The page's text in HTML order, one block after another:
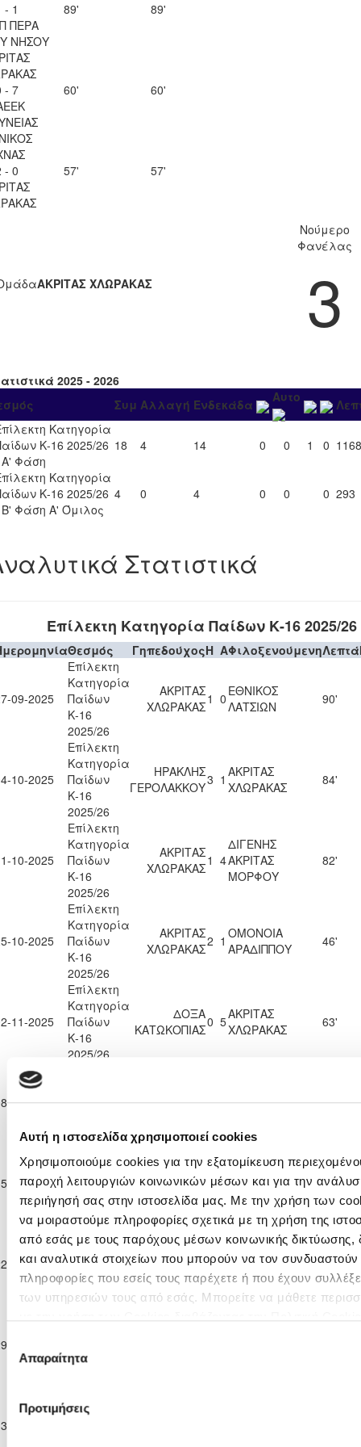
Αυτή η ιστοσελίδα χρησιμοποιεί cookies
Χρησιμοποιούμε cookies για την εξατομίκευση
παροχή λειτουργιών κοινωνικών μέσων και για την
περιήγησή σας στην ιστοσελίδα μας. Με την χρήση των
να μοιραστούμε πληροφορίες σχετικά με τη χρήση της
από εσάς με τους παρόχους μέσων κοινωνικής δικτύωσης,
και αναλυτικά στοιχείων που μπορούν να τον
πληροφορίες που εσείς τους παρέχετε ή που έχουν
των υπηρεσιών τους από εσάς. Μπορείτε να μάθετε
Επιλογή
συγκατάθεσης
Απαραίτητα
Προτιμήσεις
- 1
ΠΕΡΑ
ΝΗΣΟΥ
89' 89'
- 7
60' 60'
- 0
57' 57'
ΑΚΡΙΤΑΣ ΧΛΩΡΑΚΑΣ
Νούμερο
Φανέλας
3
2025 - 2026
Συμ Αλλαγή Ενδεκάδα Αυτο
Κατηγορία
Κ-16 2025/26
Φάση
18 4 14 0 0 1 0 1168
Κατηγορία
Κ-16 2025/26
Φάση Α' Όμιλος
4 0 4 0 0 0 293
Στατιστικά
Επίλεκτη Κατηγορία Παίδων Κ-16 2025/26
Θεσμός ΓηπεδούχοςH AΦιλοξενούμενηΛεπτά
09-2025
Επίλεκτη
Κατηγορία
Παίδων
Κ-16
2025/26
ΑΚΡΙΤΑΣ
ΧΛΩΡΑΚΑΣ1 0 ΕΘΝΙΚΟΣ
ΛΑΤΣΙΩΝ
90'
10-2025
Επίλεκτη
Κατηγορία
Παίδων
Κ-16
2025/26
ΗΡΑΚΛΗΣ
ΓΕΡΟΛΑΚΚΟΥ3 1 ΑΚΡΙΤΑΣ
ΧΛΩΡΑΚΑΣ
84'
10-2025
Επίλεκτη
Κατηγορία
Παίδων
Κ-16
2025/26
ΑΚΡΙΤΑΣ
ΧΛΩΡΑΚΑΣ1 4
ΔΙΓΕΝΗΣ
ΑΚΡΙΤΑΣ
ΜΟΡΦΟΥ
82'
10-2025
Επίλεκτη
Κατηγορία
Παίδων
Κ-16
2025/26
ΑΚΡΙΤΑΣ
ΧΛΩΡΑΚΑΣ2 1 ΟΜΟΝΟΙΑ
ΑΡΑΔΙΠΠΟΥ
46'
11-2025
Επίλεκτη
Κατηγορία
Παίδων
Κ-16
2025/26
ΔΟΞΑ
ΚΑΤΩΚΟΠΙΑΣ0 5ΑΚΡΙΤΑΣ
ΧΛΩΡΑΚΑΣ
63'
11-2025
Παίδων
2025/26
3 1ΑΣΙΛ ΛΥΣΗΣ 2'
11-2025
Κατηγορία
Παίδων
Κ-16
2025/26
ΠΑΕΕΚ 5 1ΑΚΡΙΤΑΣ
ΧΛΩΡΑΚΑΣ
31'
11-2025
Επίλεκτη
Κατηγορία
Παίδων
Κ-16
2025/26
ΑΚΡΙΤΑΣ
ΧΛΩΡΑΚΑΣ2 0Ε. Ν. ΘΟΙ
ΛΑΚΑΤΑΜΙΑΣ
90'
11-2025
Κ-16
12-2025
Κατηγορία